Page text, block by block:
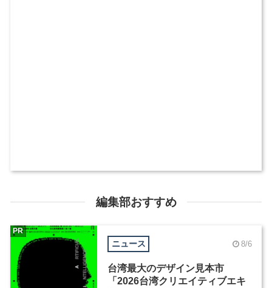
編集部おすすめ
ニュース 8/6
台湾最大のデザイン見本市
「2026台湾クリエイティブエキ
PR